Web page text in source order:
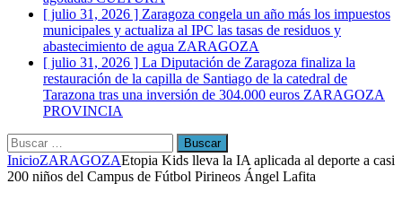
[ julio 31, 2026 ] Zaragoza congela un año más los impuestos
municipales y actualiza al IPC las tasas de residuos y
abastecimiento de agua ZARAGOZA
[ julio 31, 2026 ] La Diputación de Zaragoza finaliza la
restauración de la capilla de Santiago de la catedral de
Tarazona tras una inversión de 304.000 euros ZARAGOZA
PROVINCIA
Buscar:
InicioZARAGOZAEtopia Kids lleva la IA aplicada al deporte a casi
200 niños del Campus de Fútbol Pirineos Ángel Lafita